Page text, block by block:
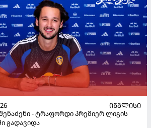
ᲘᲜᲒᲚᲘᲡᲘ
- ტრაფორდი პრემიერ ლიგის
გადავიდა